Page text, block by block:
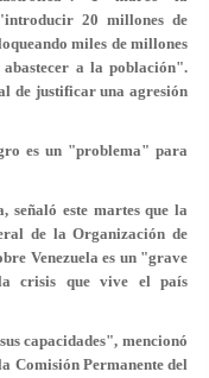
20 millones de
miles de millones
a la población".
de justificar una agresión
es un "problema" para
señaló este martes que la
de la Organización de
Venezuela es un "grave
crisis que vive el país
capacidades", mencionó
Comisión Permanente del